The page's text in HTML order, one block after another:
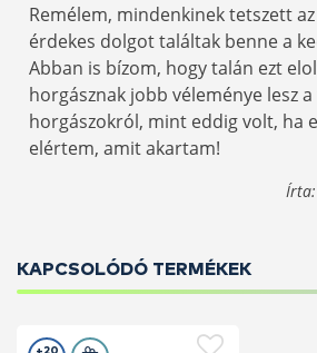
Remélem, mindenkinek tetszett
érdekes dolgot találtak benne a
Abban is bízom, hogy talán ezt
horgásznak jobb véleménye lesz
horgászokról, mint eddig volt, ha
elértem, amit akartam!
Írta:
KAPCSOLÓDÓ TERMÉKEK
+20